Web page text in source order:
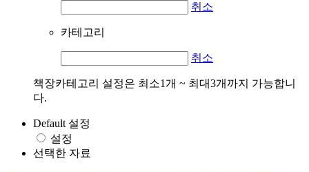
취소
카테고리
취소
책장카테고리 설정은 최소1개 ~ 최대3개까지 가능합니
다.
Default 설정
설정
선택한 자료